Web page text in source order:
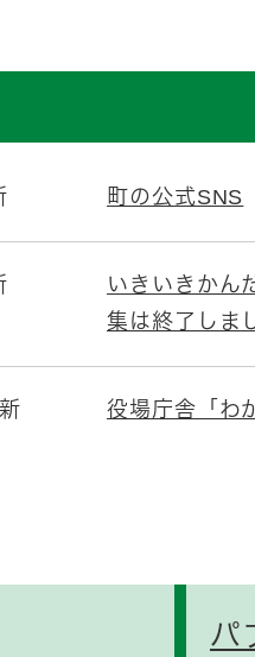
町の公式SNS
いきいきかん
集は終了しま
役場庁舎「わ
パ